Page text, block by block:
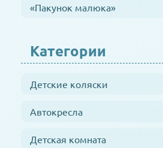
«Пакунок малюка»
Категории
Детские коляски
Автокресла
Детская комната